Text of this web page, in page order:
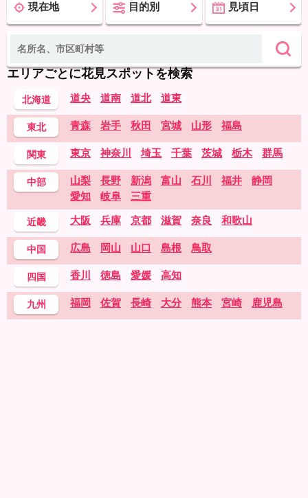
現在地 目的別 見頃日
エリアごとに花見スポットを検索
北海道 道央 道南 道北 道東
東北 青森 岩手 秋田 宮城 山形 福島
関東 東京 神奈川 埼玉 千葉 茨城 栃木 群馬
中部 山梨 長野 新潟 富山 石川 福井
静岡
愛知
岐阜 三重
近畿 大阪 兵庫 京都 滋賀 奈良 和歌山
中国 広島 岡山 山口 島根 鳥取
四国 香川 徳島 愛媛 高知
九州 福岡 佐賀 長崎 大分 熊本 宮崎 鹿児島